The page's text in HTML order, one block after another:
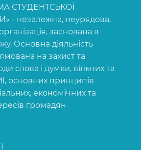
СТУДЕНТСЬКОЇ
- незалежна, неурядова,
заснована в
Основна діяльність
на захист та
слова і думки, вільних та
основних принципів
економічних та
громадян